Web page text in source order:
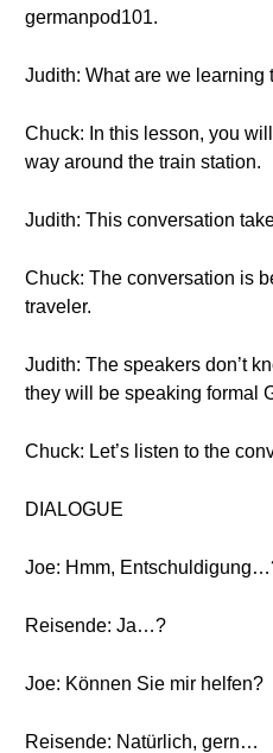
germanpod101.
Judith: What are we learning
Chuck: In this lesson, you
way around the train station.
Judith: This conversation
Chuck: The conversation is
traveler.
Judith: The speakers don’t
they will be speaking formal
Chuck: Let’s listen to the
DIALOGUE
Joe: Hmm,
Reisende: Ja…?
Joe: Können Sie mir helfen?
Reisende: Natürlich, gern…